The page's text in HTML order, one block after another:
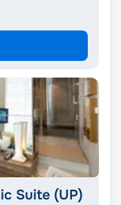
Suite (UP)